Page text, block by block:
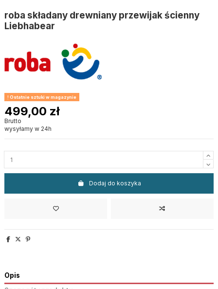
roba składany drewniany przewijak ścienny
Liebhabear
Ostatnie sztuki w magazynie
499,00 zł
Brutto
wysyłamy w 24h
Dodaj do koszyka
Opis